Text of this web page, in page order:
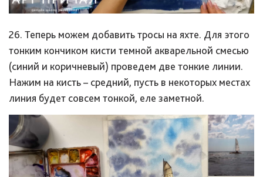
26. Теперь можем добавить тросы на яхте. Для этого
тонким кончиком кисти темной акварельной смесью
(синий и коричневый) проведем две тонкие линии.
Нажим на кисть – средний, пусть в некоторых местах
линия будет совсем тонкой, еле заметной.